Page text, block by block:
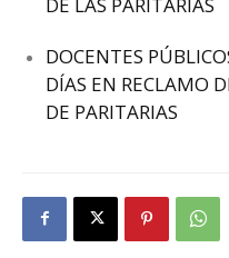
DOCENTES
DÍAS EN RECLAMO
DE PARITARIAS